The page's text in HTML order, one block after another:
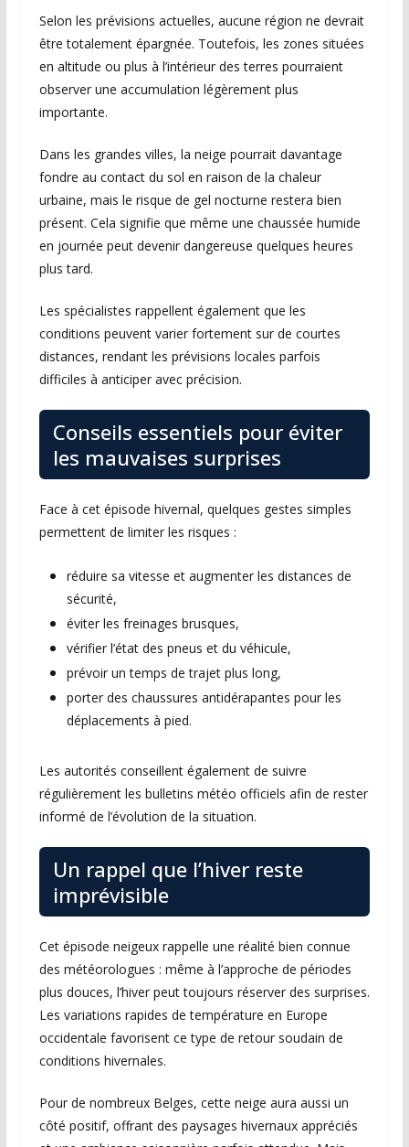
Selon les prévisions actuelles, aucune région ne devrait
être totalement épargnée. Toutefois, les zones situées
en altitude ou plus à l’intérieur des terres pourraient
observer une accumulation légèrement plus
importante.
Dans les grandes villes, la neige pourrait davantage
fondre au contact du sol en raison de la chaleur
urbaine, mais le risque de gel nocturne restera bien
présent. Cela signifie que même une chaussée humide
en journée peut devenir dangereuse quelques heures
plus tard.
Les spécialistes rappellent également que les
conditions peuvent varier fortement sur de courtes
distances, rendant les prévisions locales parfois
difficiles à anticiper avec précision.
Conseils essentiels pour éviter
les mauvaises surprises
Face à cet épisode hivernal, quelques gestes simples
permettent de limiter les risques :
réduire sa vitesse et augmenter les distances de
sécurité,
éviter les freinages brusques,
vérifier l’état des pneus et du véhicule,
prévoir un temps de trajet plus long,
porter des chaussures antidérapantes pour les
déplacements à pied.
Les autorités conseillent également de suivre
régulièrement les bulletins météo officiels afin de rester
informé de l’évolution de la situation.
Un rappel que l’hiver reste
imprévisible
Cet épisode neigeux rappelle une réalité bien connue
des météorologues : même à l’approche de périodes
plus douces, l’hiver peut toujours réserver des surprises.
Les variations rapides de température en Europe
occidentale favorisent ce type de retour soudain de
conditions hivernales.
Pour de nombreux Belges, cette neige aura aussi un
côté positif, offrant des paysages hivernaux appréciés